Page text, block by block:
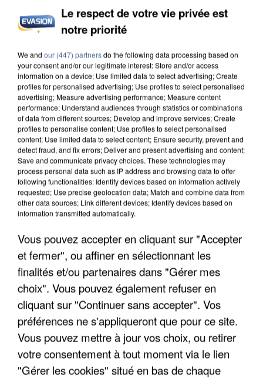
UNE TOURISTE DE L’OISE EMPORTÉE PAR UNE
COULÉE DE BOUE EN HAUTE-SAVOIE
LES DONNÉES DE 300 000 CLIENTS DÉROBÉES À
INTERMARCHÉ APRÈS UNE...
Le respect de votre vie privée est
notre priorité
We and our (447) partnersdo the following data processing based on
your consent and/or our legitimate interest: Store and/or access
information on a device; Use limited data to select advertising; Create
profiles for personalised advertising; Use profiles to select personalised
advertising; Measure advertising performance; Measure content
performance; Understand audiences through statistics or combinations
of data from different sources; Develop and improve services; Create
profiles to personalise content; Use profiles to select personalised
content; Use limited data to select content; Ensure security, prevent and
detect fraud, and fix errors; Deliver and present advertising and content;
Save and communicate privacy choices. These technologies may
process personal data such as IP address and browsing data to offer
following functionalities: Identify devices based on information actively
requested; Use precise geolocation data; Match and combine data from
other data sources; Link different devices; Identify devices based on
information transmitted automatically.
Vous pouvez accepter en cliquant sur "Accepter
et fermer", ou affiner en sélectionnant les
finalités et/ou partenaires dans "Gérer mes
choix". Vous pouvez également refuser en
cliquant sur "Continuer sans accepter". Vos
préférences ne s'appliqueront que pour ce site.
Vous pouvez mettre à jour vos choix, ou retirer
votre consentement à tout moment via le lien
"Gérer les cookies" situé en bas de chaque